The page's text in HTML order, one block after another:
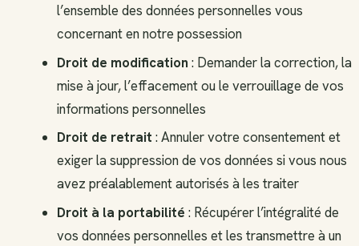
l’ensemble des données personnelles vous
concernant en notre possession
Droit de modification : Demander la correction, la
mise à jour, l’effacement ou le verrouillage de vos
informations personnelles
Droit de retrait : Annuler votre consentement et
exiger la suppression de vos données si vous nous
avez préalablement autorisés à les traiter
Droit à la portabilité : Récupérer l’intégralité de
vos données personnelles et les transmettre à un